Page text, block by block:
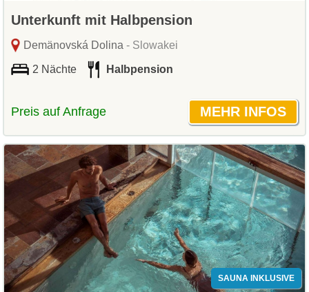
Unterkunft mit Halbpension
Demänovská Dolina - Slowakei
2 Nächte Halbpension
Preis auf Anfrage
SAUNA INKLUSIVE